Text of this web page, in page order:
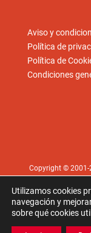
Aviso y
Política de
Política de
Condiciones
Copyright © 2001-
Fotos © Juan
Utilizamos cookies
navegación y
sobre qué cookies